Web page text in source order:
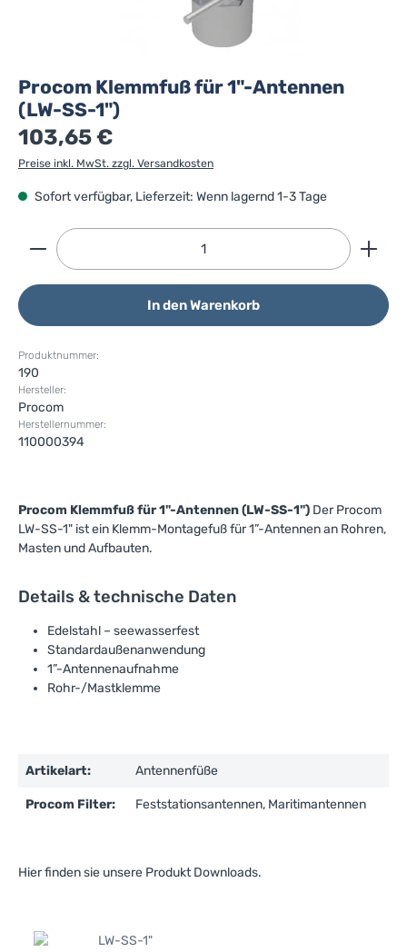
Procom Klemmfuß für 1"-Antennen
(LW-SS-1")
103,65 €
Preise inkl. MwSt. zzgl. Versandkosten
Sofort verfügbar, Lieferzeit: Wenn lagernd 1-3 Tage
Produkt Anzahl: Gib den gewünschten Wert ein
In den Warenkorb
Produktnummer:
190
Hersteller:
Procom
Herstellernummer:
110000394
Procom Klemmfuß für 1"-Antennen (LW-SS-1") Der Procom
LW-SS-1" ist ein Klemm-Montagefuß für 1”-Antennen an Rohren,
Masten und Aufbauten.
Details & technische Daten
Edelstahl – seewasserfest
Standardaußenanwendung
1”-Antennenaufnahme
Rohr-/Mastklemme
Artikelart: Antennenfüße
Procom Filter: Feststationsantennen, Maritimantennen
Hier finden sie unsere Produkt Downloads.
LW-SS-1"